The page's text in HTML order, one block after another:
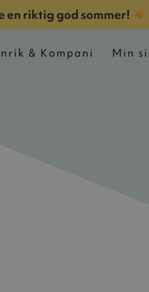
en riktig god sommer!
& Kompani Min